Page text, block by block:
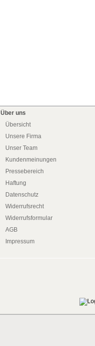
Über uns
Übersicht
Unsere Firma
Unser Team
Kundenmeinungen
Pressebereich
Haftung
Datenschutz
Widerrufsrecht
Widerrufsformular
AGB
Impressum